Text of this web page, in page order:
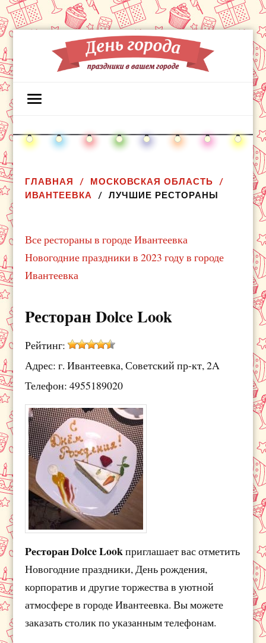
ГЛАВНАЯ
МОСКОВСКАЯ ОБЛАСТЬ
ИВАНТЕЕВКА
ЛУЧШИЕ РЕСТОРАНЫ
Все рестораны в городе Ивантеевка
Новогодние праздники в 2023 году в городе
Ивантеевка
Pесторан Dolce Look
Рейтинг:
Адрес: г. Ивантеевка, Советский пр-кт, 2A
Телефон: 4955189020
Pесторан Dolce Lookприглашает вас отметить
Новогодние праздники, День рождения,
корпоратив и другие торжества в уютной
атмосфере в городе Ивантеевка. Вы можете
заказать столик по указанным телефонам.